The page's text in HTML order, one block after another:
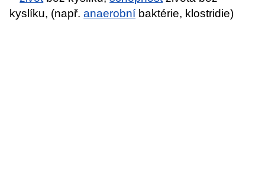
kyslíku, (např.anaerobní baktérie, klostridie)